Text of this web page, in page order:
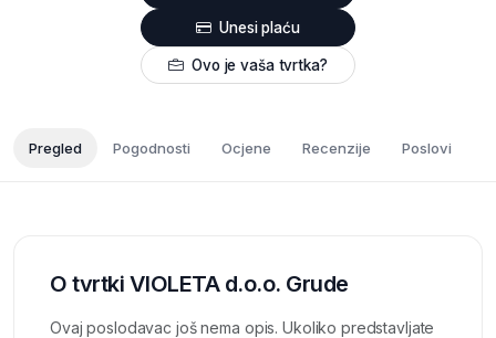
Unesi plaću
Ovo je vaša tvrtka?
Pregled Pogodnosti Ocjene Recenzije Poslovi
O tvrtki VIOLETA d.o.o. Grude
Ovaj poslodavac još nema opis. Ukoliko predstavljate